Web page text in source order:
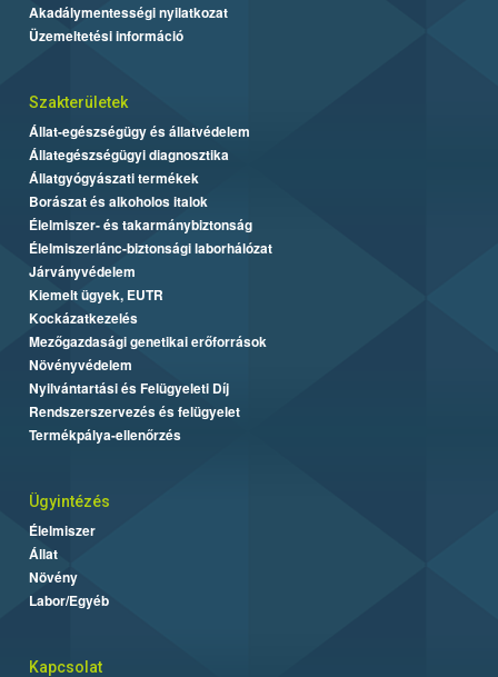
Akadálymentességi nyilatkozat
Üzemeltetési információ
Szakterületek
Állat-egészségügy és állatvédelem
Állategészségügyi diagnosztika
Állatgyógyászati termékek
Borászat és alkoholos italok
Élelmiszer- és takarmánybiztonság
Élelmiszerlánc-biztonsági laborhálózat
Járványvédelem
Kiemelt ügyek, EUTR
Kockázatkezelés
Mezőgazdasági genetikai erőforrások
Növényvédelem
Nyilvántartási és Felügyeleti Díj
Rendszerszervezés és felügyelet
Termékpálya-ellenőrzés
Ügyintézés
Élelmiszer
Állat
Növény
Labor/Egyéb
Kapcsolat